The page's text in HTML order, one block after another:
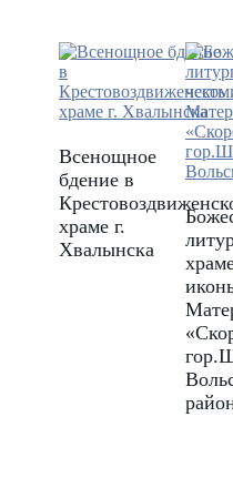
Всенощное
бдение в
храме г.
Хвалынска